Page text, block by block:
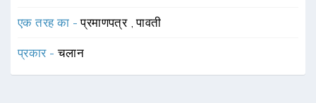
एक तरह का -प्रमाणपत्र ,पावती
प्रकार -चलान